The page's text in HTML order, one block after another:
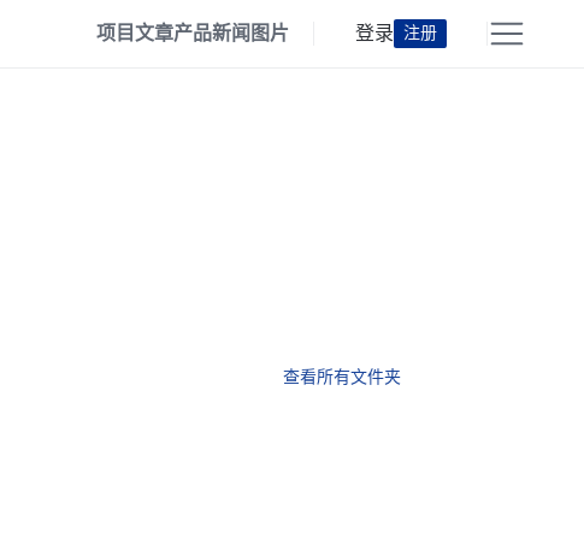
项目文章产品新闻 图片 登录 注册
查看所有文件夹